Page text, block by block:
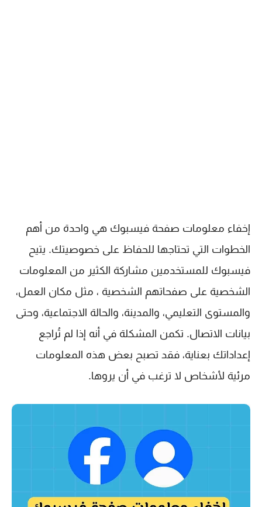
إخفاء معلومات صفحة فيسبوك هي واحدة من أهم
الخطوات التي تحتاجها للحفاظ على خصوصيتك. يتيح
فيسبوك للمستخدمين مشاركة الكثير من المعلومات
الشخصية على صفحاتهم الشخصية ، مثل مكان العمل،
والمستوى التعليمي، والمدينة، والحالة الاجتماعية، وحتى
بيانات الاتصال. تكمن المشكلة في أنه إذا لم تُراجع
إعداداتك بعناية، فقد تصبح بعض هذه المعلومات
مرئية لأشخاص لا ترغب في أن يروها.